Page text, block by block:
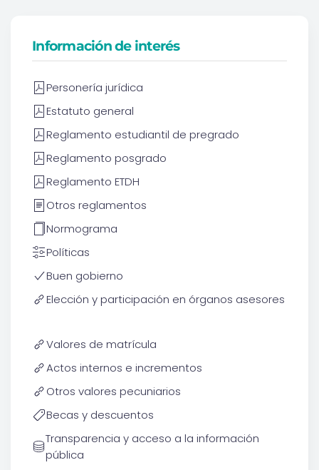
Información de interés
Personería jurídica
Estatuto general
Reglamento estudiantil de pregrado
Reglamento posgrado
Reglamento ETDH
Otros reglamentos
Normograma
Políticas
Buen gobierno
Elección y participación en órganos asesores
Valores de matrícula
Actos internos e incrementos
Otros valores pecuniarios
Becas y descuentos
Transparencia y acceso a la información
pública